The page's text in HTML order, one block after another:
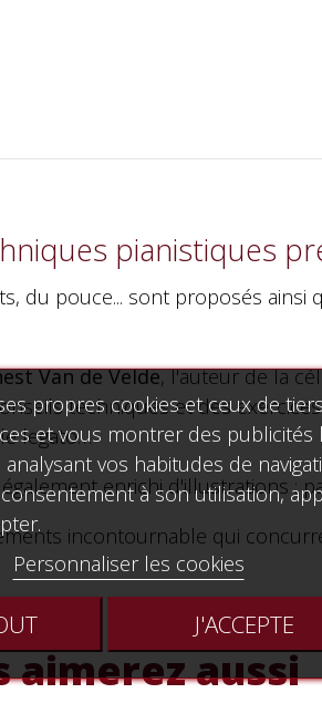
pianistiques
du pouce... sont proposés
Van de Velde, l'auteur de la
techniques et des
legato…
enrichi d'illustrations :
incontournable qui
aimerez aussi
propres cookies et ceux de
et vous montrer des publicités
vos habitudes de
à son utilisation,
Personnaliser les cookies
J'ACCEPTE